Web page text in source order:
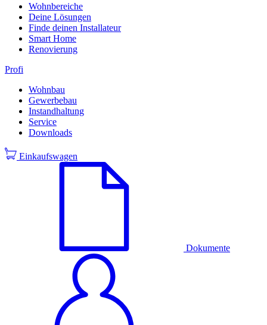
Wohnbereiche
Deine Lösungen
Finde deinen Installateur
Smart Home
Renovierung
Profi
Wohnbau
Gewerbebau
Instandhaltung
Service
Downloads
Einkaufswagen
Dokumente